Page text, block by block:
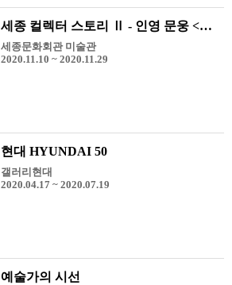
세종 컬렉터 스토리 Ⅱ - 인영 문웅 <저 붉은 색깔이 변하기 전에>
세종문화회관 미술관
2020.11.10 ~ 2020.11.29
현대 HYUNDAI 50
갤러리현대
2020.04.17 ~ 2020.07.19
예술가의 시선